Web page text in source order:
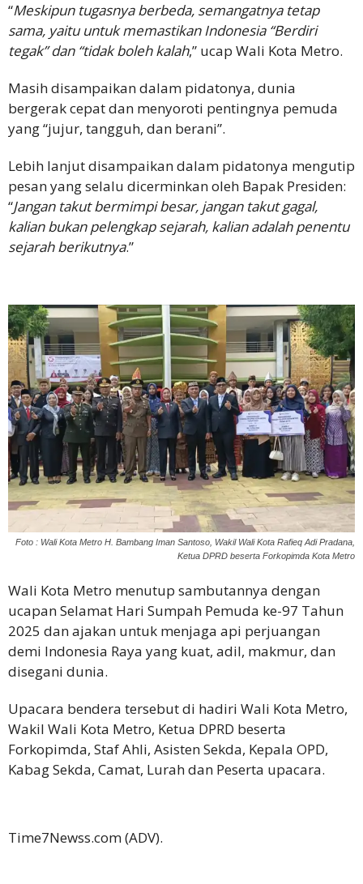
“Meskipun tugasnya berbeda, semangatnya tetap
sama, yaitu untuk memastikan Indonesia “Berdiri
tegak” dan “tidak boleh kalah,” ucap Wali Kota Metro.
Masih disampaikan dalam pidatonya, dunia
bergerak cepat dan menyoroti pentingnya pemuda
yang “jujur, tangguh, dan berani”.
Lebih lanjut disampaikan dalam pidatonya mengutip
pesan yang selalu dicerminkan oleh Bapak Presiden:
“Jangan takut bermimpi besar, jangan takut gagal,
kalian bukan pelengkap sejarah, kalian adalah penentu
sejarah berikutnya.”
Foto : Wali Kota Metro H. Bambang Iman Santoso, Wakil Wali Kota Rafieq Adi Pradana,
Ketua DPRD beserta Forkopimda Kota Metro
Wali Kota Metro menutup sambutannya dengan
ucapan Selamat Hari Sumpah Pemuda ke-97 Tahun
2025 dan ajakan untuk menjaga api perjuangan
demi Indonesia Raya yang kuat, adil, makmur, dan
disegani dunia.
Upacara bendera tersebut di hadiri Wali Kota Metro,
Wakil Wali Kota Metro, Ketua DPRD beserta
Forkopimda, Staf Ahli, Asisten Sekda, Kepala OPD,
Kabag Sekda, Camat, Lurah dan Peserta upacara.
Time7Newss.com (ADV).